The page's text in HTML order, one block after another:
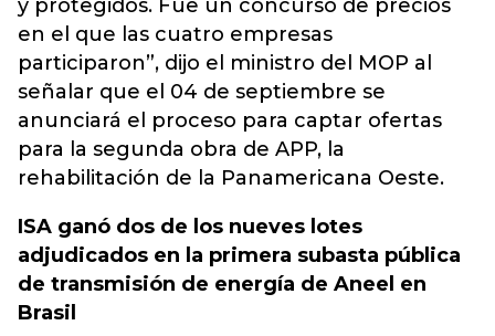
y protegidos. Fue un concurso de precios
en el que las cuatro empresas
participaron”, dijo el ministro del MOP al
señalar que el 04 de septiembre se
anunciará el proceso para captar ofertas
para la segunda obra de APP, la
rehabilitación de la Panamericana Oeste.
ISA ganó dos de los nueves lotes
adjudicados en la primera subasta pública
de transmisión de energía de Aneel en
Brasil